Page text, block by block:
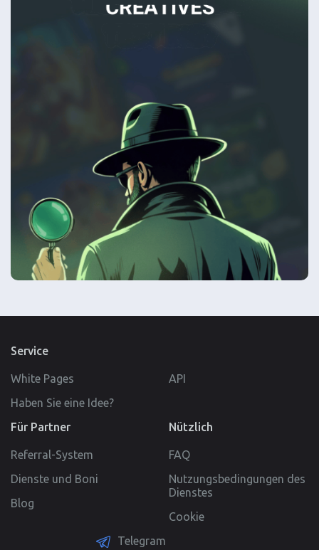
Service
White Pages
API
Haben Sie eine Idee?
Für Partner
Referral-System
Dienste und Boni
Blog
Nützlich
FAQ
Nutzungsbedingungen des
Dienstes
Cookie
Telegram